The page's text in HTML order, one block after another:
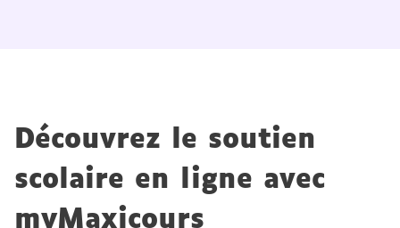
Découvrez le soutien
scolaire en ligne avec
myMaxicours